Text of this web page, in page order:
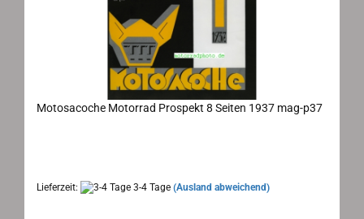
Motosacoche Motorrad Prospekt 8 Seiten 1937 mag-p37
Lieferzeit: 3-4 Tage (Ausland abweichend)